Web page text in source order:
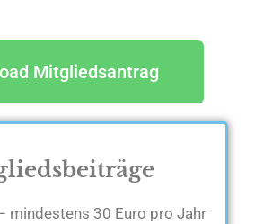
Mitgliedsantrag
mindestens 30 Euro pro Jahr